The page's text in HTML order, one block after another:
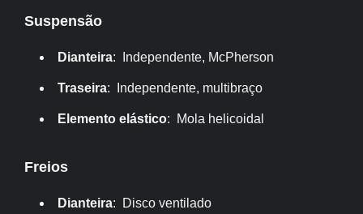
Suspensão
Dianteira: Independente, McPherson
Traseira: Independente, multibraço
Elemento elástico: Mola helicoidal
Freios
Dianteira: Disco ventilado